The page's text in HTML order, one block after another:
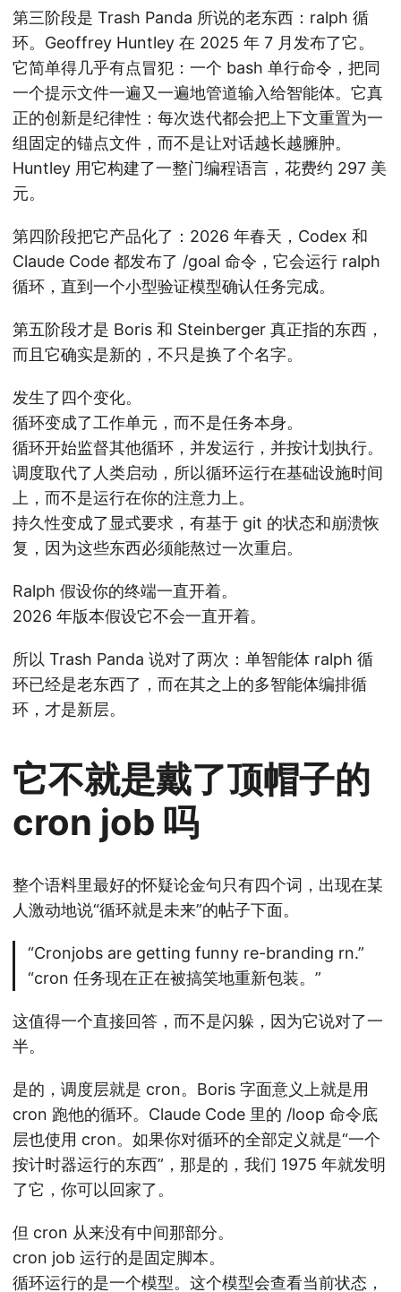
第三阶段是 Trash Panda 所说的老东西：ralph 循
环。Geoffrey Huntley 在 2025 年 7 月发布了它。
它简单得几乎有点冒犯：一个 bash 单行命令，把同
一个提示文件一遍又一遍地管道输入给智能体。它真
正的创新是纪律性：每次迭代都会把上下文重置为一
组固定的锚点文件，而不是让对话越长越臃肿。
Huntley 用它构建了一整门编程语言，花费约 297 美
元。
第四阶段把它产品化了：2026 年春天，Codex 和
Claude Code 都发布了 /goal 命令，它会运行 ralph
循环，直到一个小型验证模型确认任务完成。
第五阶段才是 Boris 和 Steinberger 真正指的东西，
而且它确实是新的，不只是换了个名字。
发生了四个变化。
循环变成了工作单元，而不是任务本身。
循环开始监督其他循环，并发运行，并按计划执行。
调度取代了人类启动，所以循环运行在基础设施时间
上，而不是运行在你的注意力上。
持久性变成了显式要求，有基于 git 的状态和崩溃恢
复，因为这些东西必须能熬过一次重启。
Ralph 假设你的终端一直开着。
2026 年版本假设它不会一直开着。
所以 Trash Panda 说对了两次：单智能体 ralph 循
环已经是老东西了，而在其之上的多智能体编排循
环，才是新层。
它不就是戴了顶帽子的
cron job 吗
整个语料里最好的怀疑论金句只有四个词，出现在某
人激动地说“循环就是未来”的帖子下面。
“Cronjobs are getting funny re-branding rn.”
“cron 任务现在正在被搞笑地重新包装。”
这值得一个直接回答，而不是闪躲，因为它说对了一
半。
是的，调度层就是 cron。Boris 字面意义上就是用
cron 跑他的循环。Claude Code 里的 /loop 命令底
层也使用 cron。如果你对循环的全部定义就是“一个
按计时器运行的东西”，那是的，我们 1975 年就发明
了它，你可以回家了。
但 cron 从来没有中间那部分。
cron job 运行的是固定脚本。
循环运行的是一个模型。这个模型会查看当前状态，